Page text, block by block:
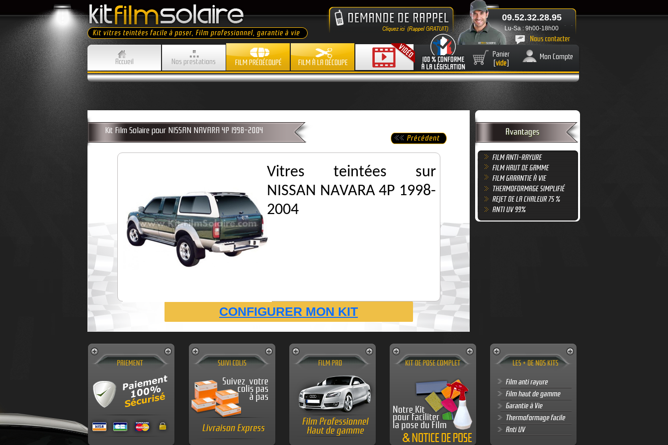
Lu-Sa : 9h00-18h00
09.52.32.28.95
Accueil Nos prestations FILM PRÉDÉCOUPÉ FILM À LA DÉCOUPE
Panier
[vide]
Mon Compte
Kit Film Solaire pour NISSAN NAVARA 4P 1998-2004
Vitres teintées sur
NISSAN NAVARA 4P 1998-
2004
CONFIGURER MON KIT